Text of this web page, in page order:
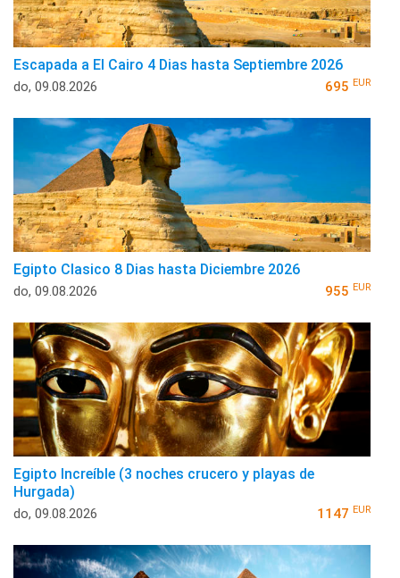
Escapada a El Cairo 4 Dias hasta Septiembre 2026
do, 09.08.2026 695 EUR
Egipto Clasico 8 Dias hasta Diciembre 2026
do, 09.08.2026 955 EUR
Egipto Increíble (3 noches crucero y playas de
Hurgada)
do, 09.08.2026 1147 EUR